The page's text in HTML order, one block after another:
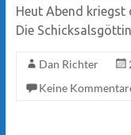
Heut Abend kriegst
Die
Dan Richter
Keine